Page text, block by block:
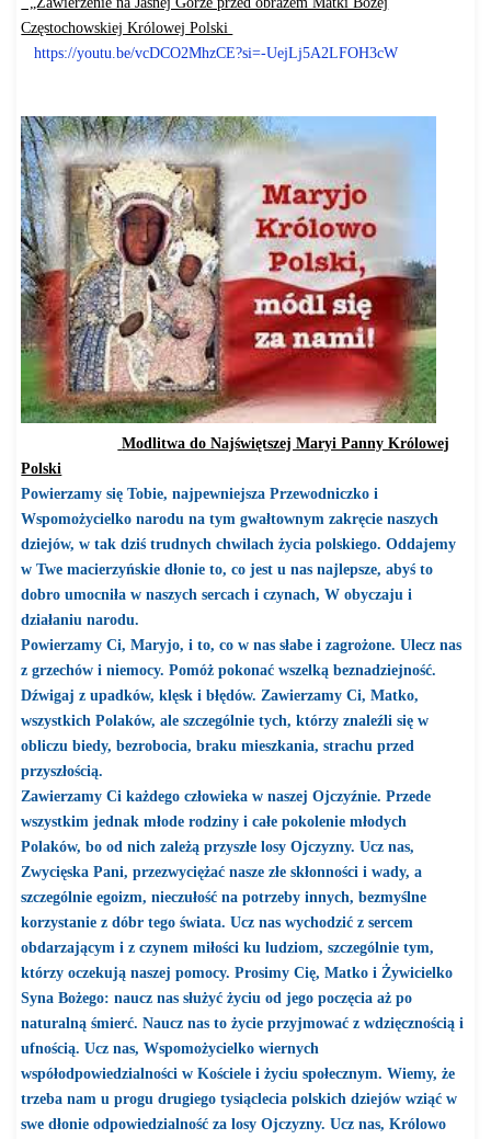
Częstochowskiej Królowej Polski
https://youtu.be/vcDCO2MhzCE?si=-UejLj5A2LFOH3cW
Modlitwa do Najświętszej Maryi Panny Królowej
Polski
Powierzamy się Tobie, najpewniejsza Przewodniczko i
Wspomożycielko narodu na tym gwałtownym zakręcie naszych
dziejów, w tak dziś trudnych chwilach życia polskiego. Oddajemy
w Twe macierzyńskie dłonie to, co jest u nas najlepsze, abyś to
dobro umocniła w naszych sercach i czynach, W obyczaju i
działaniu narodu.
Powierzamy Ci, Maryjo, i to, co w nas słabe i zagrożone. Ulecz nas
z grzechów i niemocy. Pomóż pokonać wszelką beznadziejność.
Dźwigaj z upadków, klęsk i błędów. Zawierzamy Ci, Matko,
wszystkich Polaków, ale szczególnie tych, którzy znaleźli się w
obliczu biedy, bezrobocia, braku mieszkania, strachu przed
przyszłością.
Zawierzamy Ci każdego człowieka w naszej Ojczyźnie. Przede
wszystkim jednak młode rodziny i całe pokolenie młodych
Polaków, bo od nich zależą przyszłe losy Ojczyzny. Ucz nas,
Zwycięska Pani, przezwyciężać nasze złe skłonności i wady, a
szczególnie egoizm, nieczułość na potrzeby innych, bezmyślne
korzystanie z dóbr tego świata. Ucz nas wychodzić z sercem
obdarzającym i z czynem miłości ku ludziom, szczególnie tym,
którzy oczekują naszej pomocy. Prosimy Cię, Matko i Żywicielko
Syna Bożego: naucz nas służyć życiu od jego poczęcia aż po
naturalną śmierć. Naucz nas to życie przyjmować z wdzięcznością i
ufnością. Ucz nas, Wspomożycielko wiernych
współodpowiedzialności w Kościele i życiu społecznym. Wiemy, że
trzeba nam u progu drugiego tysiąclecia polskich dziejów wziąć w
swe dłonie odpowiedzialność za losy Ojczyzny. Ucz nas, Królowo